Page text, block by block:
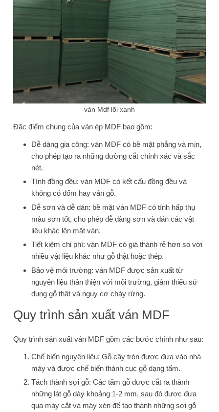
ván Mdf lõi xanh
Đặc điểm chung của ván ép MDF bao gồm:
Dễ dàng gia công: ván MDF có bề mặt phẳng và mịn,
cho phép tạo ra những đường cắt chính xác và sắc
nét.
Tính đồng đều: ván MDF có kết cấu đồng đều và
không có đốm hay vân gỗ.
Dễ sơn và dễ dán: bề mặt ván MDF có tính hấp thụ
màu sơn tốt, cho phép dễ dàng sơn và dán các vật
liệu khác lên mặt ván.
Tiết kiệm chi phí: ván MDF có giá thành rẻ hơn so với
nhiều vật liệu khác như gỗ thật hoặc thép.
Bảo vệ môi trường: ván MDF được sản xuất từ
nguyên liệu thân thiện với môi trường, giảm thiểu sử
dụng gỗ thật và nguy cơ cháy rừng.
Quy trình sản xuất ván MDF
Quy trình sản xuất ván MDF gồm các bước chính như sau:
Chế biến nguyên liệu: Gỗ cây tròn được đưa vào nhà
máy và được chế biến thành cục gỗ dạng tấm.
Tách thành sợi gỗ: Các tấm gỗ được cắt ra thành
những lát gỗ dày khoảng 1-2 mm, sau đó được đưa
qua máy cắt và máy xén để tạo thành những sợi gỗ